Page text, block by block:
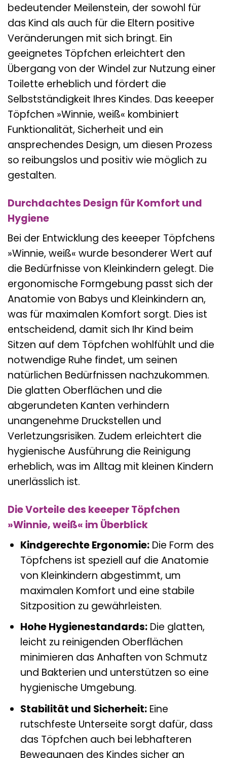
bedeutender Meilenstein, der sowohl für
das Kind als auch für die Eltern positive
Veränderungen mit sich bringt. Ein
geeignetes Töpfchen erleichtert den
Übergang von der Windel zur Nutzung einer
Toilette erheblich und fördert die
Selbstständigkeit Ihres Kindes. Das keeeper
Töpfchen »Winnie, weiß« kombiniert
Funktionalität, Sicherheit und ein
ansprechendes Design, um diesen Prozess
so reibungslos und positiv wie möglich zu
gestalten.
Durchdachtes Design für Komfort und
Hygiene
Bei der Entwicklung des keeeper Töpfchens
»Winnie, weiß« wurde besonderer Wert auf
die Bedürfnisse von Kleinkindern gelegt. Die
ergonomische Formgebung passt sich der
Anatomie von Babys und Kleinkindern an,
was für maximalen Komfort sorgt. Dies ist
entscheidend, damit sich Ihr Kind beim
Sitzen auf dem Töpfchen wohlfühlt und die
notwendige Ruhe findet, um seinen
natürlichen Bedürfnissen nachzukommen.
Die glatten Oberflächen und die
abgerundeten Kanten verhindern
unangenehme Druckstellen und
Verletzungsrisiken. Zudem erleichtert die
hygienische Ausführung die Reinigung
erheblich, was im Alltag mit kleinen Kindern
unerlässlich ist.
Die Vorteile des keeeper Töpfchen
»Winnie, weiß« im Überblick
Kindgerechte Ergonomie:Die Form des
Töpfchens ist speziell auf die Anatomie
von Kleinkindern abgestimmt, um
maximalen Komfort und eine stabile
Sitzposition zu gewährleisten.
Hohe Hygienestandards:Die glatten,
leicht zu reinigenden Oberflächen
minimieren das Anhaften von Schmutz
und Bakterien und unterstützen so eine
hygienische Umgebung.
Stabilität und Sicherheit:Eine
rutschfeste Unterseite sorgt dafür, dass
das Töpfchen auch bei lebhafteren
Bewegungen des Kindes sicher an